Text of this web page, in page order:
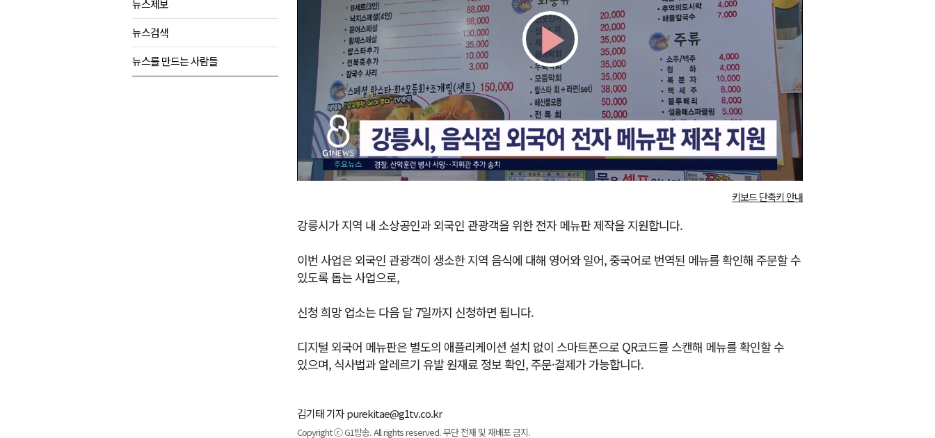
뉴스제보
뉴스검색
뉴스를 만드는 사람들
Play
Video
키보드 단축키 안내
강릉시가 지역 내 소상공인과 외국인 관광객을 위한 전자 메뉴판 제작을 지원합니다.
이번 사업은 외국인 관광객이 생소한 지역 음식에 대해 영어와 일어, 중국어로 번역된 메뉴를 확인해 주문할 수
있도록 돕는 사업으로,
신청 희망 업소는 다음 달 7일까지 신청하면 됩니다.
디지털 외국어 메뉴판은 별도의 애플리케이션 설치 없이 스마트폰으로 QR코드를 스캔해 메뉴를 확인할 수
있으며, 식사법과 알레르기 유발 원재료 정보 확인, 주문·결제가 가능합니다.
김기태 기자 purekitae@g1tv.co.kr
Copyright ⓒ G1방송. All rights reserved. 무단 전재 및 재배포 금지.